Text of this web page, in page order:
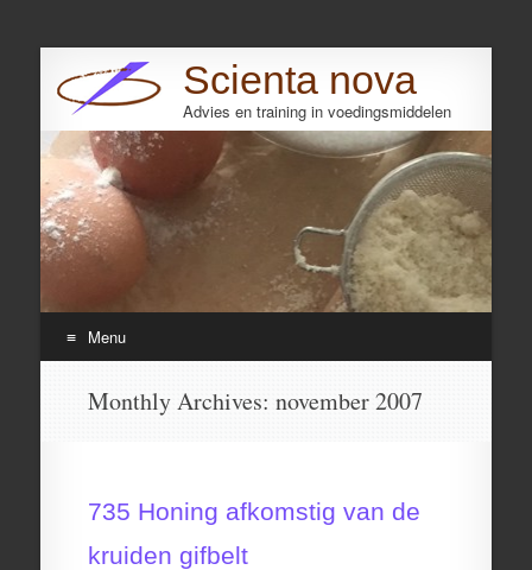
Scienta nova
Advies en training in voedingsmiddelen
Search
Menu
Monthly Archives: november 2007
735 Honing afkomstig van de
kruiden gifbelt